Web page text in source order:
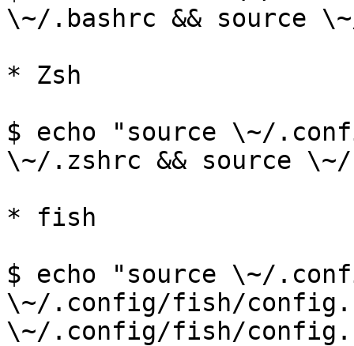
\~/.bashrc && source
* Zsh
$ echo "source \~/
\~/.zshrc && source
* fish
$ echo "source \~/
\~/.config/fish/
\~/.config/fish/